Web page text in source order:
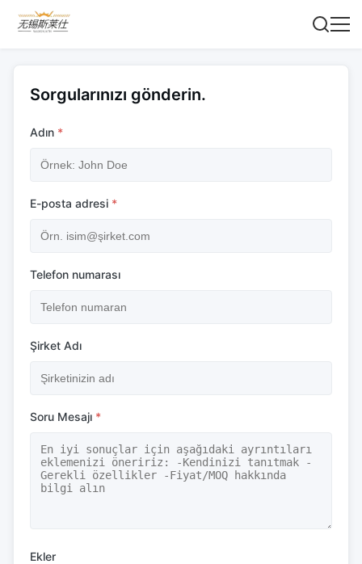
Sorgularınızı gönderin.
Adın *
E-posta adresi *
Telefon numarası
Şirket Adı
Soru Mesajı *
Ekler